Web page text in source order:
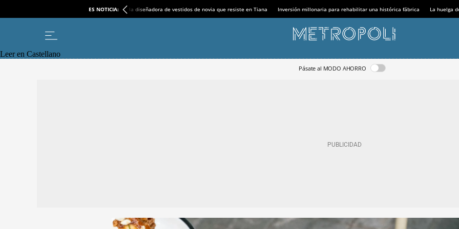
ES NOTICIA: la diseñadora de vestidos de novia que resiste en Tiana Inversión millonaria para rehabilitar una histórica fábrica La huelga
Leer en Castellano
Pásate al MODO AHORRO